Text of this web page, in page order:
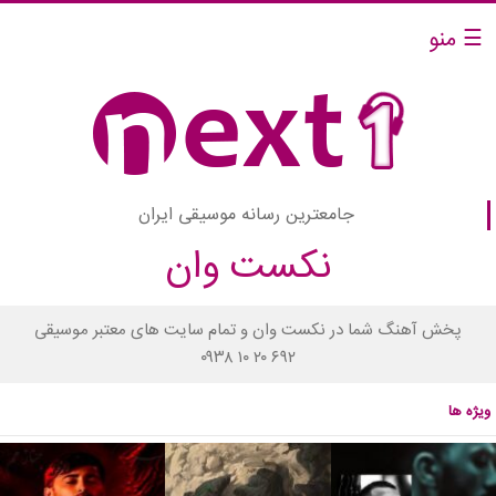
☰ منو
جامعترین رسانه موسیقی ایران
نکست وان
پخش آهنگ شما در نکست وان و تمام سایت های معتبر موسیقی
۰۹۳۸ ۱۰ ۲۰ ۶۹۲
ویژه ها